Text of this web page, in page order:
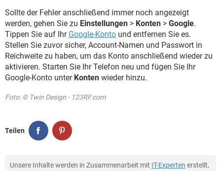
Sollte der Fehler anschließend immer noch angezeigt
werden, gehen Sie zu Einstellungen > Konten > Google.
Tippen Sie auf Ihr Google-Konto und entfernen Sie es.
Stellen Sie zuvor sicher, Account-Namen und Passwort in
Reichweite zu haben, um das Konto anschließend wieder zu
aktivieren. Starten Sie Ihr Telefon neu und fügen Sie Ihr
Google-Konto unter Konten wieder hinzu.
Foto: © Twin Design - 123RF.com
Teilen
Unsere Inhalte werden in Zusammenarbeit mit IT-Experten erstellt,